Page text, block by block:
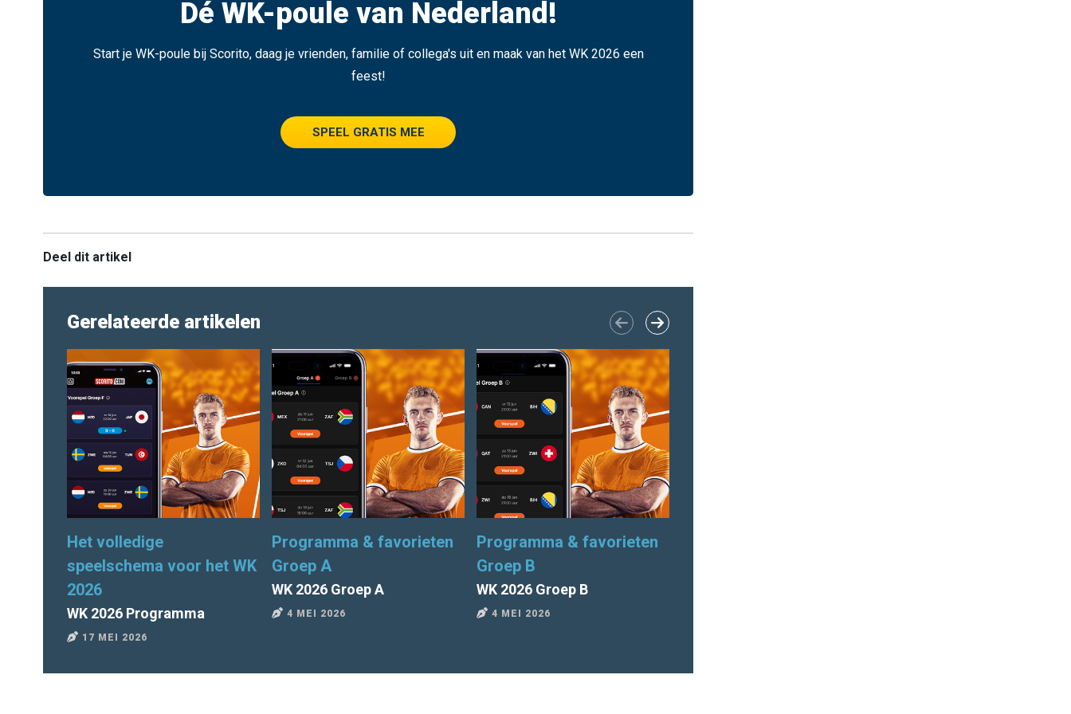
Dé WK-poule van Nederland!
Start je WK-poule bij Scorito, daag je vrienden, familie of collega's uit en maak van het WK 2026 een
feest!
SPEEL GRATIS MEE
Deel dit artikel
Gerelateerde artikelen
Het volledige
speelschema voor het WK
2026
WK 2026 Programma
17 MEI 2026
Programma & favorieten
Groep A
WK 2026 Groep A
4 MEI 2026
Programma & favorieten
Groep B
WK 2026 Groep B
4 MEI 2026